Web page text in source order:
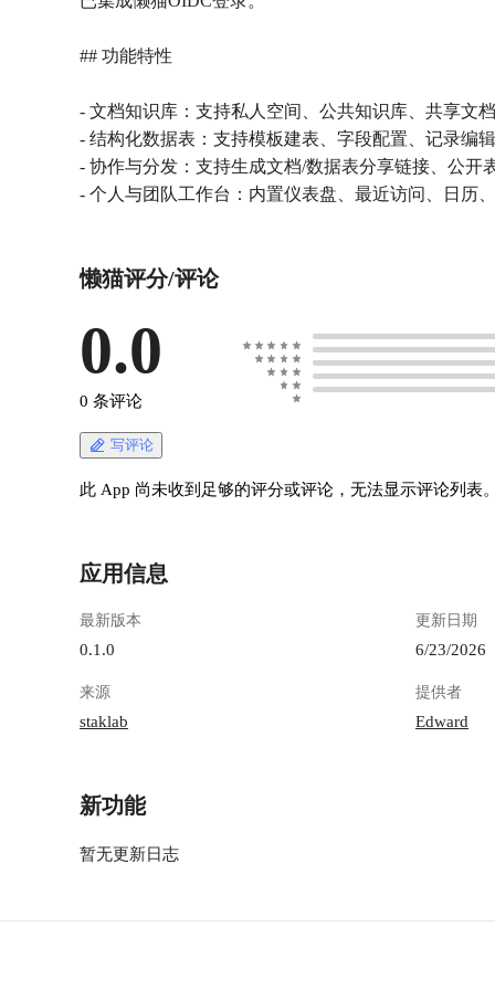
## 功能特性
- 文档知识库：支持私人空间、公共知识库、共享文
- 结构化数据表：支持模板建表、字段配置、记录编
- 协作与分发：支持生成文档/数据表分享链接、公开
- 个人与团队工作台：内置仪表盘、最近访问、日历
懒猫评分/评论
0.0
0 条评论
写评论
此 App 尚未收到足够的评分或评论，无法显示评论列表
应用信息
最新版本
0.1.0
更新日期
6/23/2026
来源
staklab
提供者
Edward
新功能
暂无更新日志